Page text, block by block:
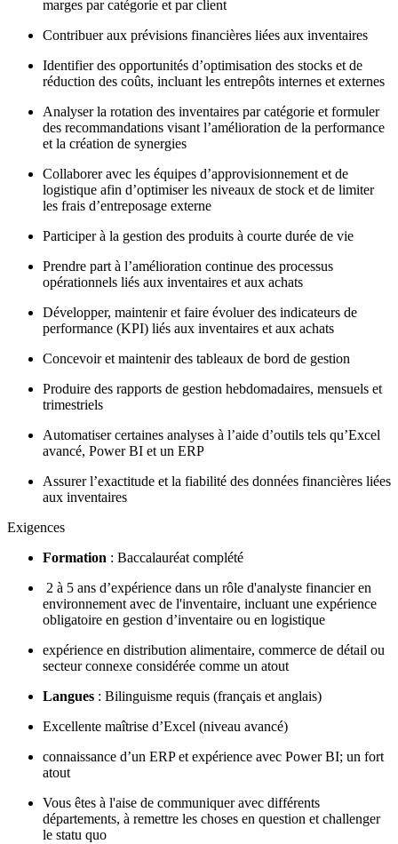
marges par catégorie et par client
Contribuer aux prévisions financières liées aux inventaires
Identifier des opportunités d’optimisation des stocks et de
réduction des coûts, incluant les entrepôts internes et externes
Analyser la rotation des inventaires par catégorie et formuler
des recommandations visant l’amélioration de la performance
et la création de synergies
Collaborer avec les équipes d’approvisionnement et de
logistique afin d’optimiser les niveaux de stock et de limiter
les frais d’entreposage externe
Participer à la gestion des produits à courte durée de vie
Prendre part à l’amélioration continue des processus
opérationnels liés aux inventaires et aux achats
Développer, maintenir et faire évoluer des indicateurs de
performance (KPI) liés aux inventaires et aux achats
Concevoir et maintenir des tableaux de bord de gestion
Produire des rapports de gestion hebdomadaires, mensuels et
trimestriels
Automatiser certaines analyses à l’aide d’outils tels qu’Excel
avancé, Power BI et un ERP
Assurer l’exactitude et la fiabilité des données financières liées
aux inventaires
Exigences
Formation : Baccalauréat complété
2 à 5 ans d’expérience dans un rôle d'analyste financier en
environnement avec de l'inventaire, incluant une expérience
obligatoire en gestion d’inventaire ou en logistique
expérience en distribution alimentaire, commerce de détail ou
secteur connexe considérée comme un atout
Langues : Bilinguisme requis (français et anglais)
Excellente maîtrise d’Excel (niveau avancé)
connaissance d’un ERP et expérience avec Power BI; un fort
atout
Vous êtes à l'aise de communiquer avec différents
départements, à remettre les choses en question et challenger
le statu quo